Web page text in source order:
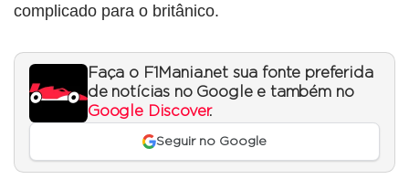
complicado para o britânico.
Faça o F1Mania.net sua fonte preferida
de notícias no Google e também no
Google Discover.
Seguir no Google